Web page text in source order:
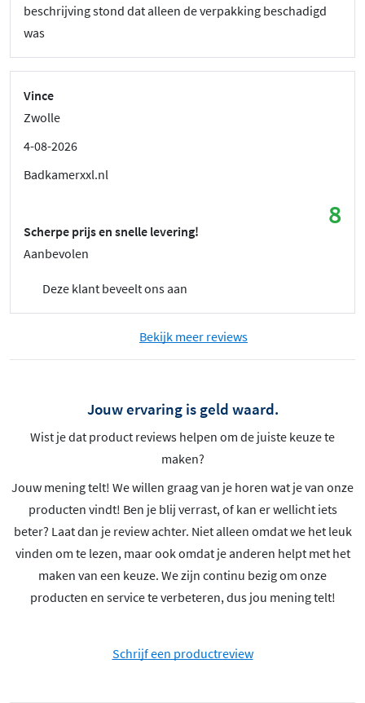
beschrijving stond dat alleen de verpakking beschadigd
was
Vince
Zwolle
4-08-2026
Badkamerxxl.nl
8
Scherpe prijs en snelle levering!
Aanbevolen
Deze klant beveelt ons aan
Bekijk meer reviews
Jouw ervaring is geld waard.
Wist je dat product reviews helpen om de juiste keuze te
maken?
Jouw mening telt! We willen graag van je horen wat je van onze
producten vindt! Ben je blij verrast, of kan er wellicht iets
beter? Laat dan je review achter. Niet alleen omdat we het leuk
vinden om te lezen, maar ook omdat je anderen helpt met het
maken van een keuze. We zijn continu bezig om onze
producten en service te verbeteren, dus jou mening telt!
Schrijf een productreview